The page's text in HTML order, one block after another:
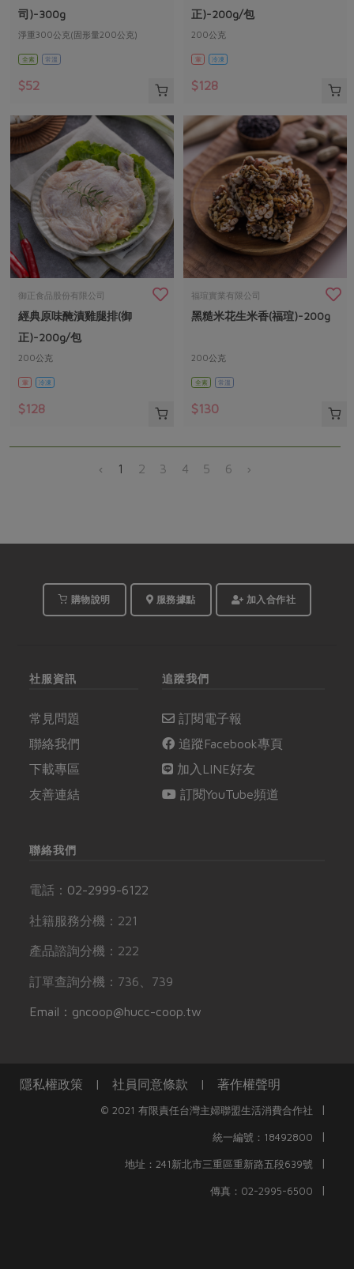
司)-300g
淨重300公克(固形量200公克)
全素 常溫
$52
正)-200g/包
200公克
葷 冷凍
$128
御正食品股份有限公司
經典原味醃漬雞腿排(御
正)-200g/包
200公克
葷 冷凍
$128
福瑄實業有限公司
黑糙米花生米香(福瑄)-200g
200公克
全素 常溫
$130
‹ 1 2 3 4 5 6 ›
購物說明 服務據點 加入合作社
社服資訊
常見問題
聯絡我們
下載專區
友善連結
追蹤我們
訂閱電子報
追蹤Facebook專頁
加入LINE好友
訂閱YouTube頻道
聯絡我們
電話： 02-2999-6122
社籍服務分機：221
產品諮詢分機：222
訂單查詢分機：736、739
Email：gncoop@hucc-coop.tw
隱私權政策 | 社員同意條款 | 著作權聲明
© 2021 有限責任台灣主婦聯盟生活消費合作社 |
統一編號：18492800 |
地址：241新北市三重區重新路五段639號 |
傳真：02-2995-6500 |